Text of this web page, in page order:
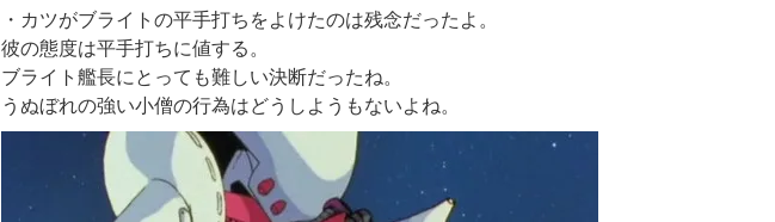
・カツがブライトの平手打ちをよけたのは残念だったよ。
彼の態度は平手打ちに値する。
ブライト艦長にとっても難しい決断だったね。
うぬぼれの強い小僧の行為はどうしようもないよね。